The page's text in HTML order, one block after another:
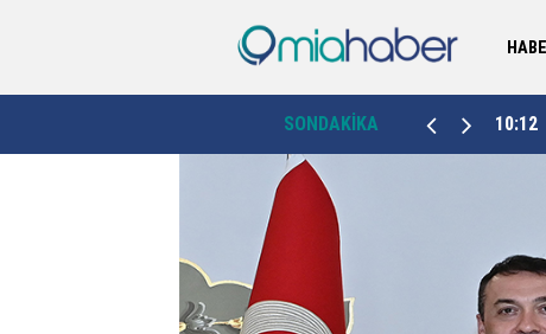
SONDAKİKA
Vali Yardımcısı Bozkurtoğlu dünyaevine girdi 09:20